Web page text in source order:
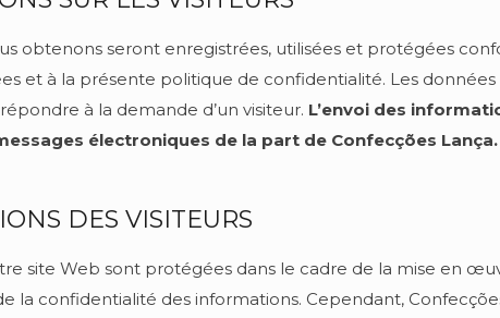
obtenons seront enregistrées, utilisées et protégées
et à la présente politique de confidentialité. Les
à la demande d’un visiteur. L’envoi des
électroniques de la part de Confecções Lança.
DES VISITEURS
site Web sont protégées dans le cadre de la mise en
la confidentialité des informations. Cependant,